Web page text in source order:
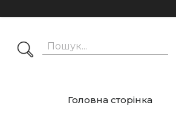
Головна сторінка